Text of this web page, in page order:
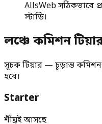
AllsWeb সঠিকভাবে
স্টাডি।
লঞ্চে কমিশন
সূচক টিয়ার — চূড়ান্ত কমিশন
হবে।
Starter
শীঘ্রই আসছে